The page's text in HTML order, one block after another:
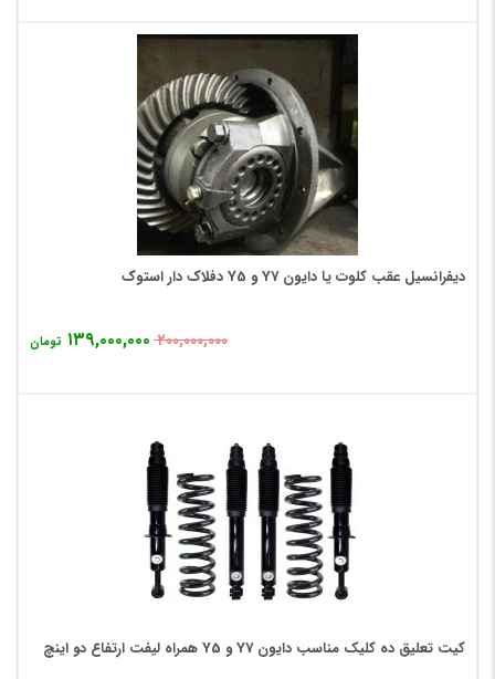
دیفرانسیل عقب کلوت یا دایون Y7 و Y5 دفلاک دار استوک
۲۰۰,۰۰۰,۰۰۰ ۱۳۹,۰۰۰,۰۰۰ تومان
کیت تعلیق ده کلیک مناسب دایون Y7 و Y5 همراه لیفت ارتفاع دو اینچ